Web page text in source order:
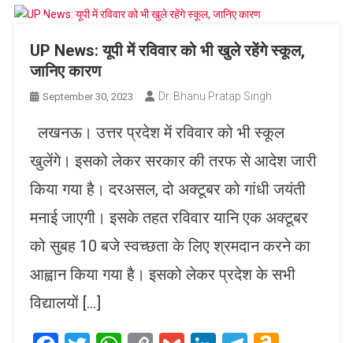
UP News: यूपी में रविवार को भी खुले रहेंगे स्कूल,
जानिए कारण
September 30, 2023 Dr. Bhanu Pratap Singh
लखनऊ। उत्तर प्रदेश में रविवार को भी स्कूल
खुलेंगे। इसको लेकर सरकार की तरफ से आदेश जारी
किया गया है। दरअसल, दो अक्टूबर को गांधी जयंती
मनाई जाएगी। इसके तहत रविवार यानि एक अक्टूबर
को सुबह 10 बजे स्वच्छता के लिए श्रमदान करने का
आह्वान किया गया है। इसको लेकर प्रदेश के सभी
विद्यालयों […]